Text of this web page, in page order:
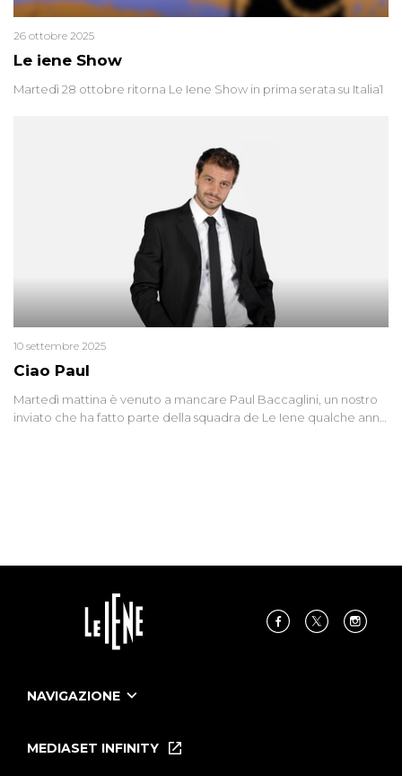
Le iene Show
26 ottobre 2025
Martedì 28 ottobre ritorna Le Iene Show in prima serata su Italia1
Ciao Paul
10 settembre 2025
Martedì mattina è venuto a mancare Paul Baccaglini, un nostro
inviato che ha fatto parte della squadra de Le Iene qualche anno
NAVIGAZIONE
Le Iene Presentano Inside
MEDIASET INFINITY